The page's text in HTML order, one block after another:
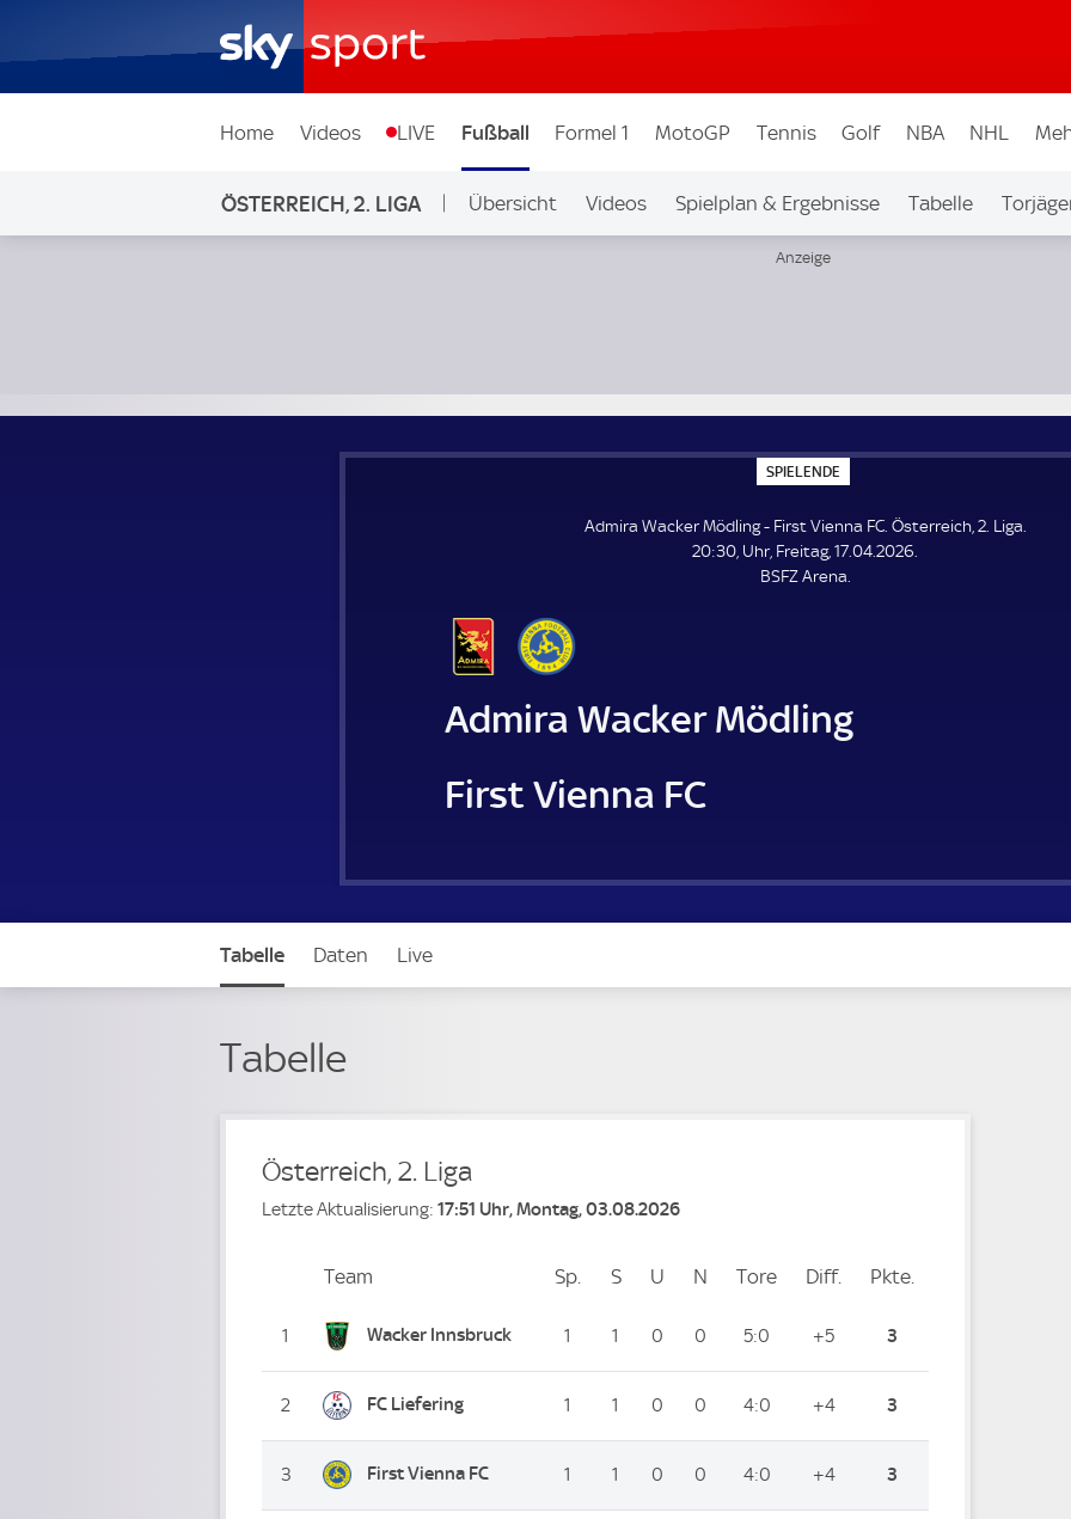
Home Videos LIVE Fußball Formel 1 MotoGP Tennis Golf NBA NHL
ÖSTERREICH, 2. LIGA Übersicht Videos Spielplan & Ergebnisse Tabelle
SPIELENDE
P
E
L
E
N
Admira Wacker Mödling - First Vienna FC. Österreich, 2. Liga.
20:30, Uhr, Freitag, 17.04.2026.
BSFZ Arena.
Admira Wacker Mödling
First Vienna FC
Tabelle Daten Live
Tabelle
Österreich, 2. Liga
Letzte Aktualisierung: 17:51 Uhr, Montag, 03.08.2026
PlatzTeam Sp. Spiele
SSiege
U Unentschieden
N Niederlagen
Tore ToreDiff. Differenz
Pkte.
1 Wacker Innsbruck 1 1 0 0 5:0 +5 3
2 FC Liefering 1 1 0 0 4:0 +4 3
3 First Vienna FC 1 1 0 0 4:0 +4 3